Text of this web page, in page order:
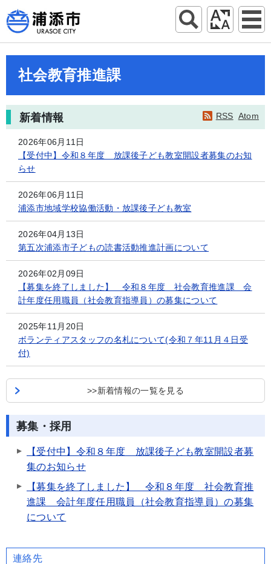
社会教育推進課
RSS Atom
新着情報
2026年06月11日
【受付中】令和８年度 放課後子ども教室開設者募集のお知
らせ
2026年06月11日
浦添市地域学校協働活動・放課後子ども教室
2026年04月13日
第五次浦添市子どもの読書活動推進計画について
2026年02月09日
【募集を終了しました】 令和８年度 社会教育推進課 会
計年度任用職員（社会教育指導員）の募集について
2025年11月20日
ボランティアスタッフの名札について(令和７年11月４日受
付)
>>新着情報の一覧を見る
募集・採用
【受付中】令和８年度 放課後子ども教室開設者募
集のお知らせ
【募集を終了しました】 令和８年度 社会教育推
進課 会計年度任用職員（社会教育指導員）の募集
について
連絡先